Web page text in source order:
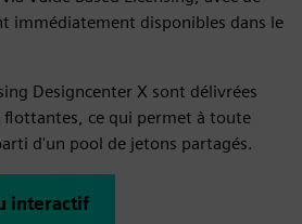
immédiatement disponibles dans le
Designcenter X sont délivrées
flottantes, ce qui permet à toute
d'un pool de jetons partagés.
interactif